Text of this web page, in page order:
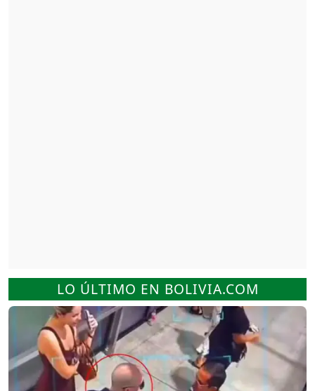
LO ÚLTIMO EN BOLIVIA.COM